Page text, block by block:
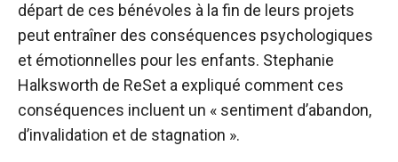
départ de ces bénévoles à la fin de leurs projets
peut entraîner des conséquences psychologiques
et émotionnelles pour les enfants. Stephanie
Halksworth de ReSet a expliqué comment ces
conséquences incluent un « sentiment d’abandon,
d’invalidation et de stagnation ».